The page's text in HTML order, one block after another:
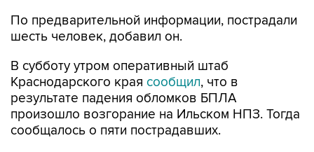
По предварительной информации, пострадали
шесть человек, добавил он.
В субботу утром оперативный штаб
Краснодарского края сообщил, что в
результате падения обломков БПЛА
произошло возгорание на Ильском НПЗ. Тогда
сообщалось о пяти пострадавших.